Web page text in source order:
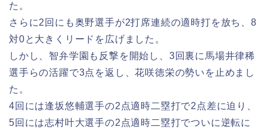
た。
さらに2回にも奥野選手が2打席連続の適時打を放ち、8
対0と大きくリードを広げました。
しかし、智弁学園も反撃を開始し、3回裏に馬場井律稀
選手らの活躍で3点を返し、花咲徳栄の勢いを止めまし
た。
4回には逢坂悠輔選手の2点適時二塁打で2点差に迫り、
5回には志村叶大選手の2点適時二塁打でついに逆転に